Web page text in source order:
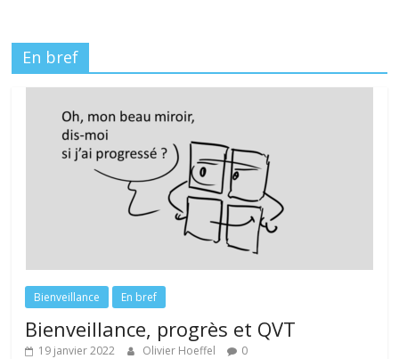
En bref
Bienveillance En bref
Bienveillance, progrès et QVT
19 janvier 2022 Olivier Hoeffel 0